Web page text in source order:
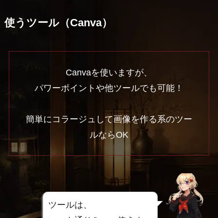
使うツール（Canva）
Canvaを使いますが、
パワーポイントや他ツールでも可能！
簡単にコラージュして画像を作る系のツー
ルならOK
ツールは、